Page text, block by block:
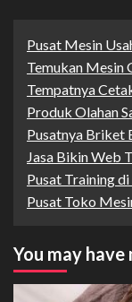
Pusat Mesin
Temukan Mesin
Tempatnya
Produk Olahan
Pusatnya Briket
Jasa Bikin Web
Pusat Training
Pusat Toko
You may have